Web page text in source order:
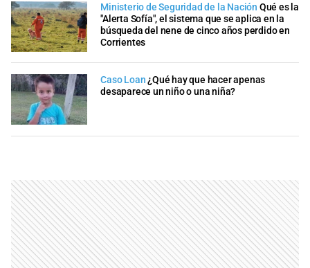
Ministerio de Seguridad de la Nación Qué es la
"Alerta Sofía", el sistema que se aplica en la
búsqueda del nene de cinco años perdido en
Corrientes
Caso Loan¿Qué hay que hacer apenas
desaparece un niño o una niña?